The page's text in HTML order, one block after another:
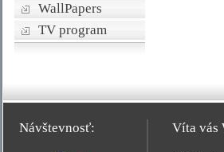
WallPapers
TV program
Návštevnosť: Víta vás